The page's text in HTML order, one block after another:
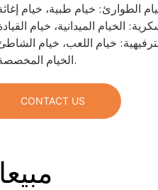
5. الخيام المخصصة.
CONTACT US